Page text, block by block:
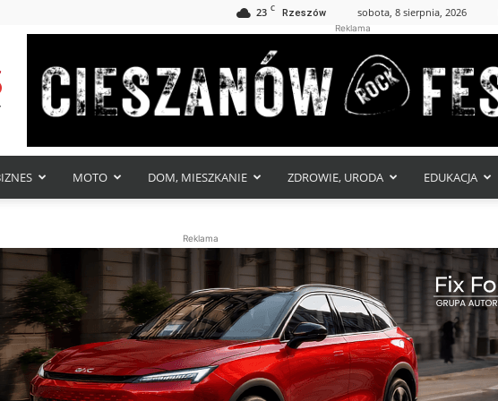
23 C Rzeszów sobota, 8 sierpnia, 2026
Reklama
MOTO DOM, MIESZKANIE ZDROWIE, URODA EDUKACJA
Reklama